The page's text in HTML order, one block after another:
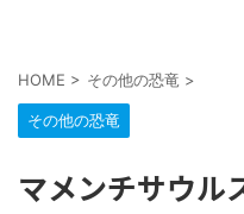
HOME > その他の恐竜 >
その他の恐竜
マメンチサウル